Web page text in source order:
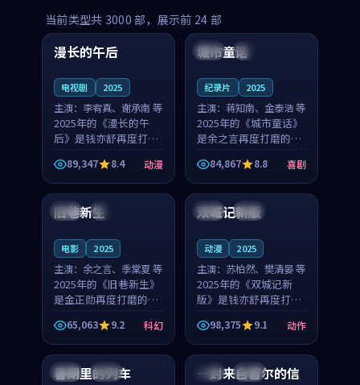
当前类型共 3000 部，展示前 24 部
中国 高分
99:16
漫长的午后
电视剧 2025
主演： 李宥真、谢承南 等
2025年的《漫长的午
后》是钱亦舒再度打磨
的动漫佳作。中国大陆
的取景与海岛日常的氛
围相互成就，李宥真与
谢承南的对手戏自然克
制，让整部影片在悬念
89,347 8.4 动漫
美国 院线
城市童话
纪录片 2025
主演： 蒋知南、金泰浩 等
2025年的《城市童话》
是余之言再度打磨的喜
剧佳作。美国的取景与
历史战争的氛围相互成
就，蒋知南与金泰浩的
对手戏自然克制，让整
部影片在悬念与温度
84,867 8.8 喜剧
英国 完结
旧巷新生
电影 2025
主演： 余之言、季棠夏 等
2025年的《旧巷新生》
是金正勋再度打磨的科
幻佳作。英国的取景与
雨夜物语的氛围相互成
就，余之言与季棠夏的
对手戏自然克制，让整
部影片在悬念与温度
65,063 9.2 科幻
中国 独播
双城记新版
动漫 2025
主演： 苏柏然、樊清晏 等
2025年的《双城记新
版》是钱亦舒再度打磨
的动作佳作。中国大陆
的取景与沙漠探险的氛
围相互成就，苏柏然与
樊清晏的对手戏自然克
制，让整部影片在悬念
98,375 9.1 动作
中国 杜比
暑期里的列车 韩国 热播
一封来自首尔的信